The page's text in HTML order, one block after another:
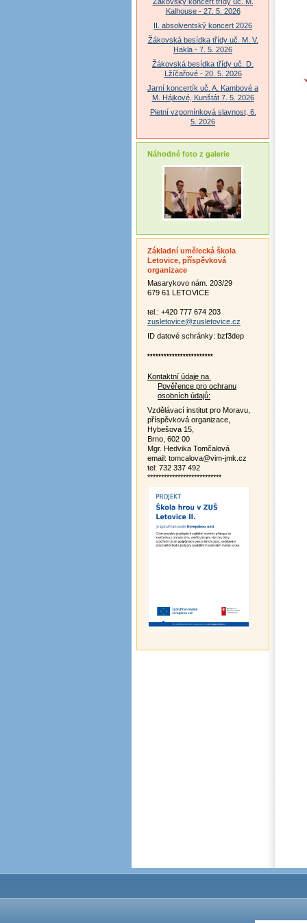
Kalhouse - 27. 5. 2026
II. absolventský koncert 2026
Žákovská besídka třídy uč. M. V.
Hakla - 7. 5. 2026
Žákovská besídka třídy uč. D.
Lžíčařové - 20. 5. 2026
Jarní koncertík uč. A. Kambové a
M. Hájkové, Kunštát 7. 5. 2026
Pietní vzpomínková slavnost, 6.
5. 2026
Náhodné foto z galerie
Základní umělecká škola
Letovice, příspěvková
organizace
Masarykovo nám. 203/29
679 61 LETOVICE
tel.: +420 777 674 203
zusletovice@zusletovice.cz
ID datové schránky: bzf3dep
************************
Kontaktní údaje na
Pověřence pro ochranu
osobních údajů:
Vzdělávací institut pro Moravu,
příspěvková organizace,
Hybešova 15,
Brno, 602 00
Mgr. Hedvika Tomčalová
email: tomcalova@vim-jmk.cz
tel: 732 337 492
***************************